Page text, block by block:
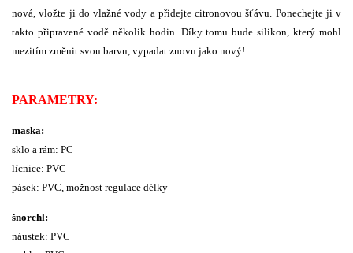
nová, vložte ji do vlažné vody a přidejte citronovou šťávu. Ponechejte ji v
takto připravené vodě několik hodin. Díky tomu bude silikon, který mohl
mezitím změnit svou barvu, vypadat znovu jako nový!
PARAMETRY:
maska:
sklo a rám: PC
lícnice: PVC
pásek: PVC, možnost regulace délky
šnorchl:
náustek: PVC